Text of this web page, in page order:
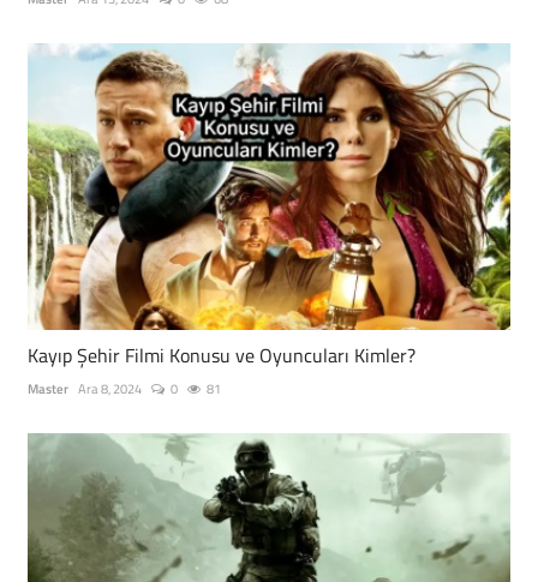
Kayıp Şehir Filmi Konusu ve Oyuncuları Kimler?
Master Ara 8, 2024 0 81